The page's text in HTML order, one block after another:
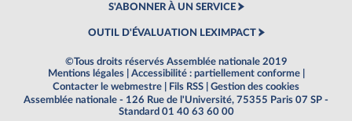
S'ABONNER À UN SERVICE
OUTIL D'ÉVALUATION LEXIMPACT
©Tous droits réservés Assemblée nationale 2019
Mentions légales
Accessibilité : partiellement conforme
Contacter le webmestre
Fils RSS
Gestion des cookies
Assemblée nationale - 126 Rue de l'Université, 75355 Paris 07 SP -
Standard 01 40 63 60 00